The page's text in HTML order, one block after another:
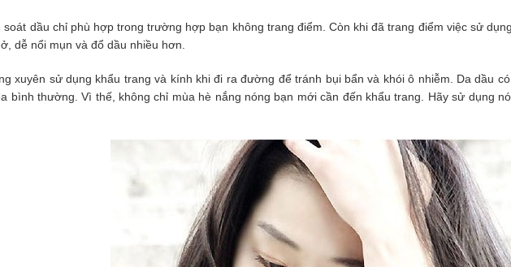
soát dầu chỉ phù hợp trong trường hợp bạn không trang điểm. Còn khi đã trang điểm việc sử
dễ nổi mụn và đổ dầu nhiều hơn.
xuyên sử dụng khẩu trang và kính khi đi ra đường để tránh bụi bẩn và khói ô nhiễm. Da dầu
bình thường. Vì thế, không chỉ mùa hè nắng nóng bạn mới cần đến khẩu trang. Hãy sử dụng